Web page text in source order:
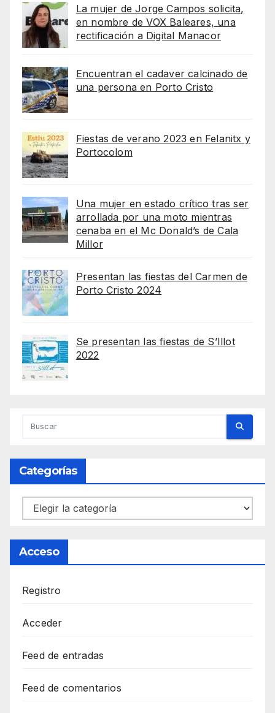
La mujer de Jorge Campos solicita,
en nombre de VOX Baleares, una
rectificación a Digital Manacor
Encuentran el cadaver calcinado de
una persona en Porto Cristo
Fiestas de verano 2023 en Felanitx y
Portocolom
Una mujer en estado crítico tras ser
arrollada por una moto mientras
cenaba en el Mc Donald’s de Cala
Millor
Presentan las fiestas del Carmen de
Porto Cristo 2024
Se presentan las fiestas de S’Illot
2022
Categorías
Categorías
Acceso
Registro
Acceder
Feed de entradas
Feed de comentarios